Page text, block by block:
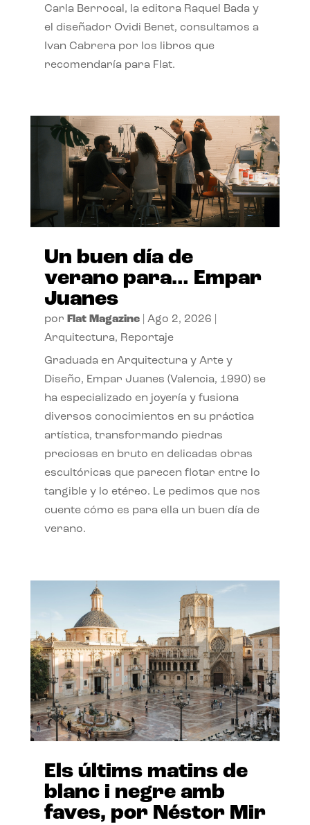
Carla Berrocal, la editora Raquel Bada y
el diseñador Ovidi Benet, consultamos a
Ivan Cabrera por los libros que
recomendaría para Flat.
Un buen día de
verano para… Empar
Juanes
por Flat Magazine| Ago 2, 2026
Arquitectura, Reportaje
Graduada en Arquitectura y Arte y
Diseño, Empar Juanes (Valencia, 1990) se
ha especializado en joyería y fusiona
diversos conocimientos en su práctica
artística, transformando piedras
preciosas en bruto en delicadas obras
escultóricas que parecen flotar entre lo
tangible y lo etéreo. Le pedimos que nos
cuente cómo es para ella un buen día de
verano.
Els últims matins de
blanc i negre amb
faves, por Néstor Mir